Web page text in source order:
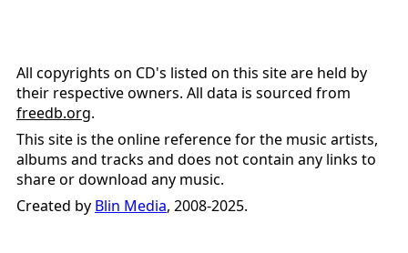
All copyrights on CD's listed on this site are held by
their respective owners. All data is sourced from
freedb.org.
This site is the online reference for the music artists,
albums and tracks and does not contain any links to
share or download any music.
Created by Blin Media, 2008-2025.